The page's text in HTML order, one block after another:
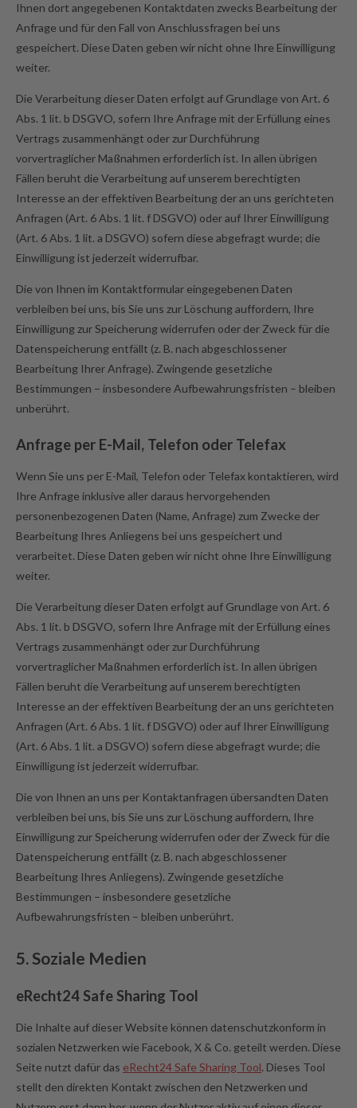
Ihnen dort angegebenen Kontaktdaten zwecks Bearbeitung der
Anfrage und für den Fall von Anschlussfragen bei uns
gespeichert. Diese Daten geben wir nicht ohne Ihre Einwilligung
weiter.
Die Verarbeitung dieser Daten erfolgt auf Grundlage von Art. 6
Abs. 1 lit. b DSGVO, sofern Ihre Anfrage mit der Erfüllung eines
Vertrags zusammenhängt oder zur Durchführung
vorvertraglicher Maßnahmen erforderlich ist. In allen übrigen
Fällen beruht die Verarbeitung auf unserem berechtigten
Interesse an der effektiven Bearbeitung der an uns gerichteten
Anfragen (Art. 6 Abs. 1 lit. f DSGVO) oder auf Ihrer Einwilligung
(Art. 6 Abs. 1 lit. a DSGVO) sofern diese abgefragt wurde; die
Einwilligung ist jederzeit widerrufbar.
Die von Ihnen im Kontaktformular eingegebenen Daten
verbleiben bei uns, bis Sie uns zur Löschung auffordern, Ihre
Einwilligung zur Speicherung widerrufen oder der Zweck für die
Datenspeicherung entfällt (z. B. nach abgeschlossener
Bearbeitung Ihrer Anfrage). Zwingende gesetzliche
Bestimmungen – insbesondere Aufbewahrungsfristen – bleiben
unberührt.
Anfrage per E-Mail, Telefon oder Telefax
Wenn Sie uns per E-Mail, Telefon oder Telefax kontaktieren, wird
Ihre Anfrage inklusive aller daraus hervorgehenden
personenbezogenen Daten (Name, Anfrage) zum Zwecke der
Bearbeitung Ihres Anliegens bei uns gespeichert und
verarbeitet. Diese Daten geben wir nicht ohne Ihre Einwilligung
weiter.
Die Verarbeitung dieser Daten erfolgt auf Grundlage von Art. 6
Abs. 1 lit. b DSGVO, sofern Ihre Anfrage mit der Erfüllung eines
Vertrags zusammenhängt oder zur Durchführung
vorvertraglicher Maßnahmen erforderlich ist. In allen übrigen
Fällen beruht die Verarbeitung auf unserem berechtigten
Interesse an der effektiven Bearbeitung der an uns gerichteten
Anfragen (Art. 6 Abs. 1 lit. f DSGVO) oder auf Ihrer Einwilligung
(Art. 6 Abs. 1 lit. a DSGVO) sofern diese abgefragt wurde; die
Einwilligung ist jederzeit widerrufbar.
Die von Ihnen an uns per Kontaktanfragen übersandten Daten
verbleiben bei uns, bis Sie uns zur Löschung auffordern, Ihre
Einwilligung zur Speicherung widerrufen oder der Zweck für die
Datenspeicherung entfällt (z. B. nach abgeschlossener
Bearbeitung Ihres Anliegens). Zwingende gesetzliche
Bestimmungen – insbesondere gesetzliche
Aufbewahrungsfristen – bleiben unberührt.
5. Soziale Medien
eRecht24 Safe Sharing Tool
Die Inhalte auf dieser Website können datenschutzkonform in
sozialen Netzwerken wie Facebook, X & Co. geteilt werden. Diese
Seite nutzt dafür das eRecht24 Safe Sharing Tool. Dieses Tool
stellt den direkten Kontakt zwischen den Netzwerken und